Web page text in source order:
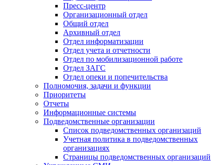
Пресс-центр
Организационный отдел
Общий отдел
Архивный отдел
Отдел информатизации
Отдел учета и отчетности
Отдел по мобилизационной работе
Отдел ЗАГС
Отдел опеки и попечительства
Полномочия, задачи и функции
Приоритеты
Отчеты
Информационные системы
Подведомственные организации
Список подведомственных организаций
Учетная политика в подведомственных
организациях
Страницы подведомственных организаций